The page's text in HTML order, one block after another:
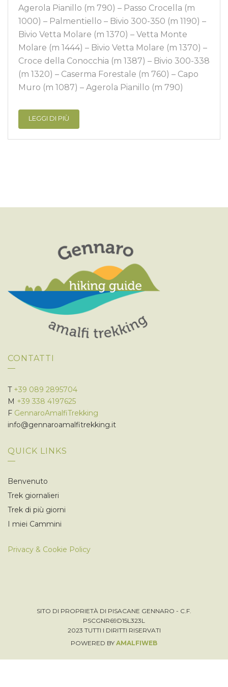
Agerola Pianillo (m 790) – Passo Crocella (m
1000) – Palmentiello – Bivio 300-350 (m 1190) –
Bivio Vetta Molare (m 1370) – Vetta Monte
Molare (m 1444) – Bivio Vetta Molare (m 1370) –
Croce della Conocchia (m 1387) – Bivio 300-338
(m 1320) – Caserma Forestale (m 760) – Capo
Muro (m 1087) – Agerola Pianillo (m 790)
LEGGI DI PIÙ
CONTATTI
T +39 089 2895704
M +39 338 4197625
F GennaroAmalfiTrekking
info@gennaroamalfitrekking.it
QUICK LINKS
Benvenuto
Trek giornalieri
Trek di più giorni
I miei Cammini
Privacy & Cookie Policy
SITO DI PROPRIETÀ DI PISACANE GENNARO - C.F.
PSCGNR69D15L323L
2023 TUTTI I DIRITTI RISERVATI
POWERED BY AMALFIWEB